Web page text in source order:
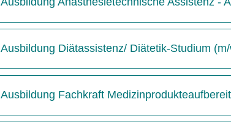
Ausbildung Diätassistenz/ Diätetik-Studium
Ausbildung Fachkraft